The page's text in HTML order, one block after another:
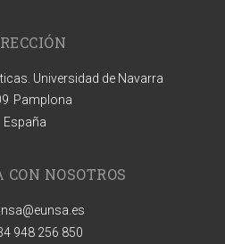
Universidad de Navarra
Pamplona
España
CON NOSOTROS
948 256 850